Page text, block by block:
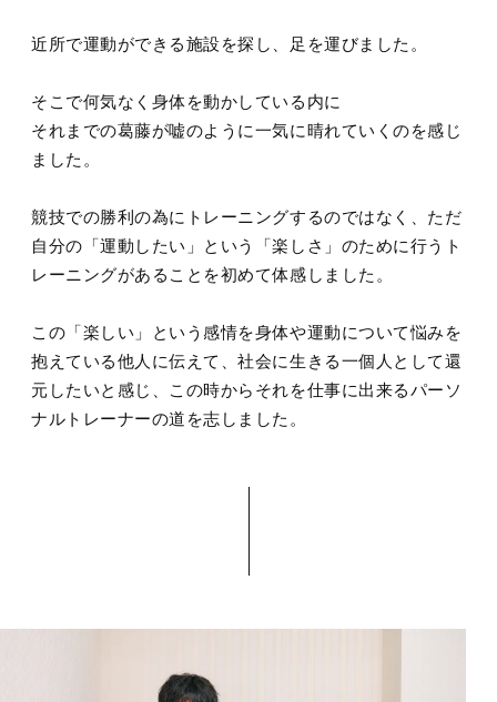
近所で運動ができる施設を探し、足を運びました。
そこで何気なく身体を動かしている内に
それまでの葛藤が嘘のように一気に晴れていくのを感じ
ました。
競技での勝利の為にトレーニングするのではなく、ただ
自分の「運動したい」という「楽しさ」のために行うト
レーニングがあることを初めて体感しました。
この「楽しい」という感情を身体や運動について悩みを
抱えている他人に伝えて、社会に生きる一個人として還
元したいと感じ、この時からそれを仕事に出来るパーソ
ナルトレーナーの道を志しました。